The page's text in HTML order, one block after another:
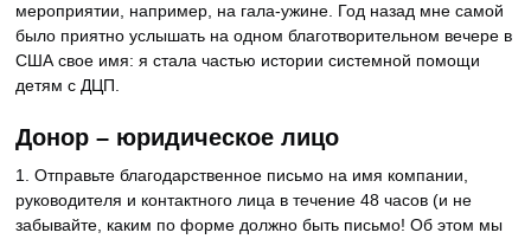
мероприятии, например, на гала-ужине. Год назад мне самой
было приятно услышать на одном благотворительном вечере в
США свое имя: я стала частью истории системной помощи
детям с ДЦП.
Донор – юридическое лицо
1. Отправьте благодарственное письмо на имя компании,
руководителя и контактного лица в течение 48 часов (и не
забывайте, каким по форме должно быть письмо! Об этом мы